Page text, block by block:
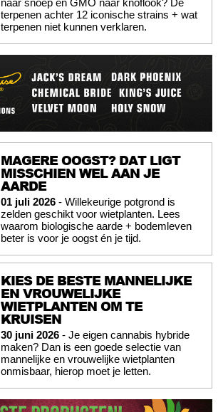
terpenen achter 12 iconische strains + wat
terpenen niet kunnen verklaren.
MAGERE OOGST? DAT LIGT
MISSCHIEN WEL AAN JE
AARDE
01 juli 2026 - Willekeurige potgrond is
zelden geschikt voor wietplanten. Lees
waarom biologische aarde + bodemleven
beter is voor je oogst én je tijd.
KIES DE BESTE MANNELIJKE
EN VROUWELIJKE
WIETPLANTEN OM TE
KRUISEN
30 juni 2026 - Je eigen cannabis hybride
maken? Dan is een goede selectie van
mannelijke en vrouwelijke wietplanten
onmisbaar, hierop moet je letten.